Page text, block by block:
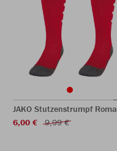
JAKO Stutzenstrumpf Roma
6,00 €
9,99 €